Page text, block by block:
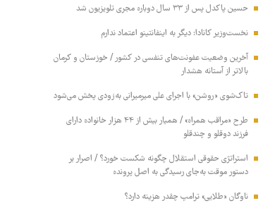
حسین پاکدل پس از ۳۳ سال دوباره مجری تلویزیون شد
نخست‌وزیر کانادا: دیگر به اینفانتینو اعتماد ندارم
آخرین وضعیت عفونت‌های تنفسی در کشور / خوزستان و کرمان
بالاتر از آستانه هشدار
تاک‌شوی «روشن» با اجرای علی میرمیرانی به‌زودی پخش می‌شود
طرح «مراقب همراه» / همیار بیش از ۴۴ هزار خانواده دارای
فرزند دوقلو و چندقلو
استراتژی حقوقی استقلال چگونه شکست خورد؟ / اصرار بر
دستور موقت به‌جای رسیدگی به اصل پرونده
ناوگان «طلایی» ترامپ چقدر هزینه دارد؟